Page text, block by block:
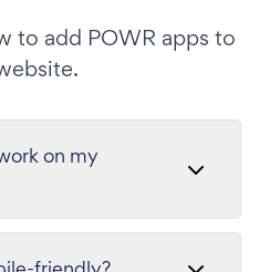
to add POWR apps to
on my